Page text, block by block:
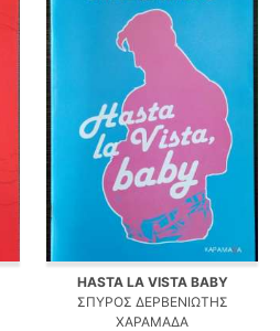
HASTA LA VISTA BABY
ΣΠΥΡΟΣ ΔΕΡΒΕΝΙΩΤΗΣ
ΧΑΡΑΜΑΔΑ